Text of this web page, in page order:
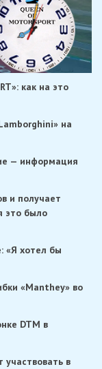
как на это
на
— информация
и получает
это было
«Я хотел бы
«Manthey» во
DTM в
участвовать в